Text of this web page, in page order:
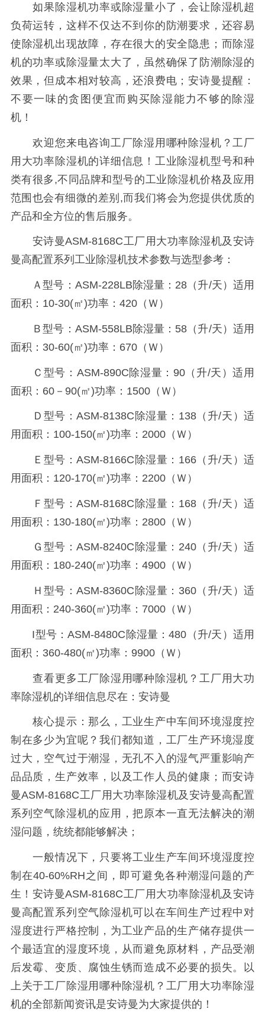
如果除湿机功率或除湿量小了，会让除湿机超
负荷运转，这样不仅达不到你的防潮要求，还容易
使除湿机出现故障，存在很大的安全隐患；而除湿
机的功率或除湿量太大了，虽然确保了防潮除湿的
效果，但成本相对较高，还浪费电；安诗曼提醒：
不要一味的贪图便宜而购买除湿能力不够的除湿
机！
欢迎您来电咨询工厂除湿用哪种除湿机？工厂
用大功率除湿机的详细信息！工业除湿机型号和种
类有很多,不同品牌和型号的工业除湿机价格及应用
范围也会有细微的差别,而我们将会为您提供优质的
产品和全方位的售后服务。
安诗曼ASM-8168C工厂用大功率除湿机及安诗
曼高配置系列工业除湿机技术参数与选型参考：
Ａ型号：ASM-228LB除湿量：28（升/天）适用
面积：10-30(㎡)功率：420（Ｗ）
Ｂ型号：ASM-558LB除湿量：58（升/天）适用
面积：30-60(㎡)功率：670（Ｗ）
Ｃ型号：ASM-890C除湿量：90（升/天）适用
面积：60－90(㎡)功率：1500（Ｗ）
Ｄ型号：ASM-8138C除湿量：138（升/天）适
用面积：100-150(㎡)功率：2000（Ｗ）
Ｅ型号：ASM-8166C除湿量：166（升/天）适
用面积：120-170(㎡)功率：2200（Ｗ）
Ｆ型号：ASM-8168C除湿量：168（升/天）适
用面积：130-180(㎡)功率：2800（Ｗ）
Ｇ型号：ASM-8240C除湿量：240（升/天）适
用面积：180-240(㎡)功率：4900（Ｗ）
Ｈ型号：ASM-8360C除湿量：360（升/天）适
用面积：240-360(㎡)功率：7000（Ｗ）
I型号：ASM-8480C除湿量：480（升/天）适用
面积：360-480(㎡)功率：9900（Ｗ）
查看更多工厂除湿用哪种除湿机？工厂用大功
率除湿机的详细信息尽在：安诗曼
核心提示：那么，工业生产中车间环境湿度控
制在多少为宜呢？我们都知道，工厂生产环境湿度
过大，空气过于潮湿，无孔不入的湿气严重影响产
品品质，生产效率，以及工作人员的健康；而安诗
曼ASM-8168C工厂用大功率除湿机及安诗曼高配置
系列空气除湿机的应用，把原本一直无法解决的潮
湿问题，统统都能够解决；
一般情况下，只要将工业生产车间环境湿度控
制在40-60%RH之间，即可避免各种潮湿问题的产
生！安诗曼ASM-8168C工厂用大功率除湿机及安诗
曼高配置系列空气除湿机可以在车间生产过程中对
湿度进行严格控制，为工业产品的生产储存提供一
个最适宜的湿度环境，从而避免原材料，产品受潮
后发霉、变质、腐蚀生锈而造成不必要的损失。以
上关于工厂除湿用哪种除湿机？工厂用大功率除湿
机的全部新闻资讯是安诗曼为大家提供的！